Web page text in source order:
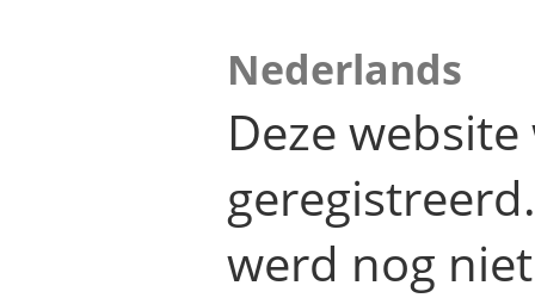
Nederlands
Deze
werd nog